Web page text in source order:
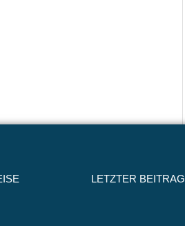
LETZTER BEITRAG